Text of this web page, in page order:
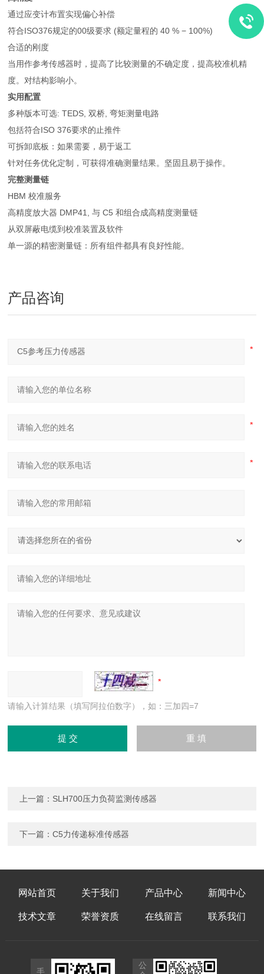
通过应变计布置实现偏心补偿
符合ISO376规定的00级要求 (额定量程的 40 % − 100%)
合适的刚度
当用作参考传感器时，提高了比较测量的不确定度，提高校准机精
度。对结构影响小。
实用配置
多种版本可选: TEDS, 双桥, 弯矩测量电路
包括符合ISO 376要求的止推件
可拆卸底板：如果需要，易于返工
针对任务优化定制，可获得准确测量结果。坚固且易于操作。
完整测量链
HBM 校准服务
高精度放大器 DMP41, 与 C5 和组合成高精度测量链
从双屏蔽电缆到校准装置及软件
单一源的精密测量链：所有组件都具有良好性能。
产品咨询
请输入计算结果（填写阿拉伯数字），如：三加四=7
上一篇： SLH700压力负荷监测传感器
下一篇：C5力传递标准传感器
网站首页 关于我们 产品中心 新闻中心
技术文章 荣誉资质 在线留言 联系我们
手
公